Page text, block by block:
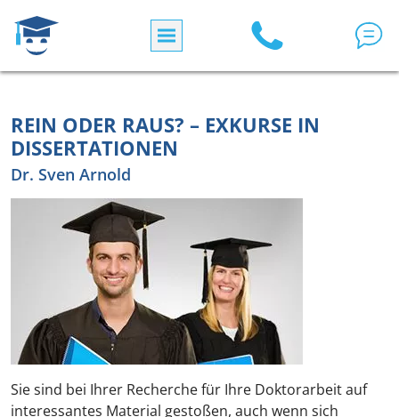
REIN ODER RAUS? – EXKURSE IN
DISSERTATIONEN
Dr. Sven Arnold
Sie sind bei Ihrer Recherche für Ihre Doktorarbeit auf
interessantes Material gestoßen, auch wenn sich